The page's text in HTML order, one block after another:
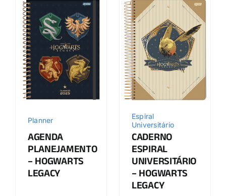
Planner
AGENDA
PLANEJAMENTO
– HOGWARTS
LEGACY
Espiral
Universitário
CADERNO
ESPIRAL
UNIVERSITÁRIO
– HOGWARTS
LEGACY